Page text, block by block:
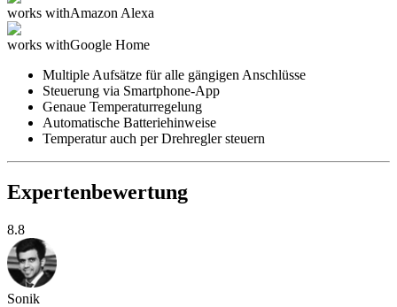
works withAmazon Alexa
works withGoogle Home
Multiple Aufsätze für alle gängigen Anschlüsse
Steuerung via Smartphone-App
Genaue Temperaturregelung
Automatische Batteriehinweise
Temperatur auch per Drehregler steuern
Expertenbewertung
8.8
Sonik